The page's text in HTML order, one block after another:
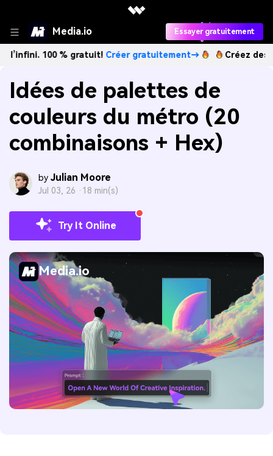
Media.io Essayer gratuitement
100 % gratuit!Créer gratuitement→ Créez des images
Idées de palettes de
couleurs du métro (20
combinaisons + Hex)
by Julian Moore
Jul 03, 26 · 18 min(s)
Try It Online
Media.io